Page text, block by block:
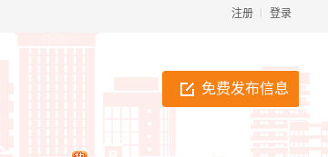
登录
注册
免费发布信息